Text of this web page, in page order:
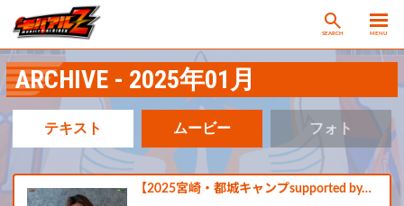
SEARCH MENU
ARCHIVE - 2025年01月
テキスト ムービー フォト
【2025宮崎・都城キャンプsupported by…